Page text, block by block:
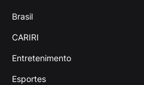
Brasil
CARIRI
Entretenimento
Esportes